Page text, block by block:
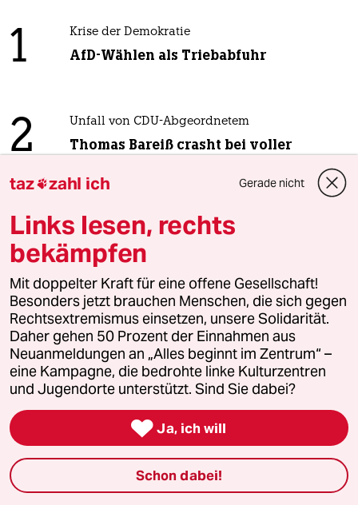
1 Krise der Demokratie
AfD-Wählen als Triebabfuhr
2 Unfall von CDU-Abgeordnetem
Thomas Bareiß crasht bei voller
Dröhnung
3 Bundeszentrale für politische Bildung
Zurück zu den antikommunistischen
Wurzeln
4 Nein zum Zivildienst
Hinterlistiger Schritt der
Bundesregierung
5 Was tun gegen den Energiewende-Rollback?
Der Urknall
taz zahl ich Gerade nicht
Links lesen, rechts
bekämpfen
Mit doppelter Kraft für eine offene Gesellschaft!
Besonders jetzt brauchen Menschen, die sich gegen
Rechtsextremismus einsetzen, unsere Solidarität.
Daher gehen 50 Prozent der Einnahmen aus
Neuanmeldungen an „Alles beginnt im Zentrum“ –
eine Kampagne, die bedrohte linke Kulturzentren
und Jugendorte unterstützt. Sind Sie dabei?
 Ja, ich will
Schon dabei!